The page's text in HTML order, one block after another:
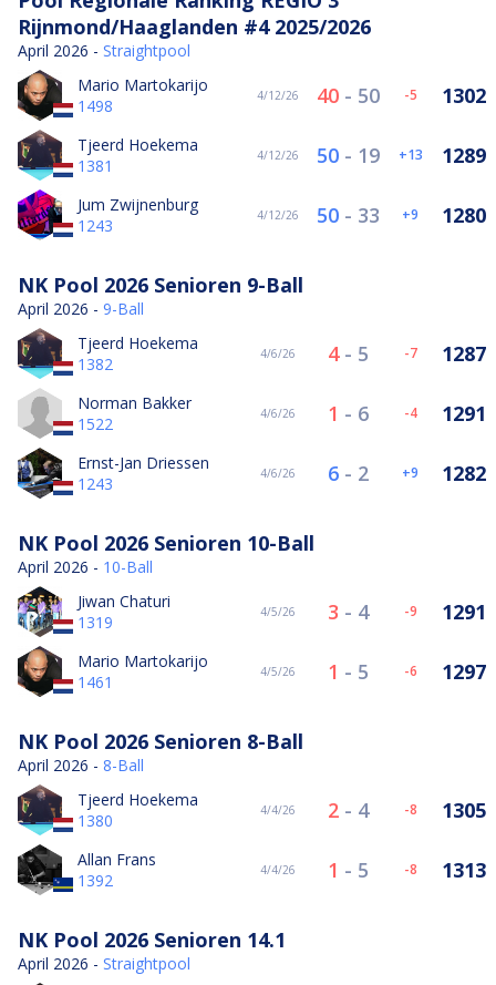
Rijnmond/Haaglanden #4 2025/2026
April 2026 - Straightpool
Mario Martokarijo
1498
4/12/26 40 - 50 -5 1302
Tjeerd Hoekema
1381
4/12/26 50 - 19 13 1289
Jum Zwijnenburg
1243
4/12/26 50 - 33 9 1280
NK Pool 2026 Senioren 9-Ball
April 2026 - 9-Ball
Tjeerd Hoekema
1382
4/6/26 4- 5 -7 1287
Norman Bakker
1522
4/6/26 1 - 6 -4 1291
Ernst-Jan Driessen
1243
4/6/26 6 - 2 9 1282
NK Pool 2026 Senioren 10-Ball
April 2026 - 10-Ball
Jiwan Chaturi
1319
4/5/26 3 - 4 -9 1291
Mario Martokarijo
1461
4/5/26 1 - 5 -6 1297
NK Pool 2026 Senioren 8-Ball
April 2026 - 8-Ball
Tjeerd Hoekema
1380
4/4/26 2 - 4 -8 1305
Allan Frans
1392
4/4/26 1 - 5 -8 1313
NK Pool 2026 Senioren 14.1
April 2026 - Straightpool